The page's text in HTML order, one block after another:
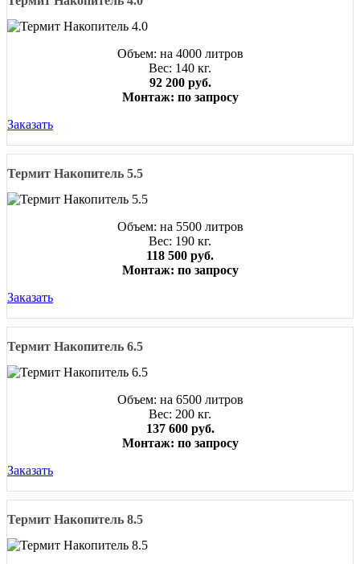
Объем: на 4000 литров
Вес: 140 кг.
92 200 руб.
Монтаж: по запросу
Заказать
Термит Накопитель 5.5
Объем: на 5500 литров
Вес: 190 кг.
118 500 руб.
Монтаж: по запросу
Заказать
Термит Накопитель 6.5
Объем: на 6500 литров
Вес: 200 кг.
137 600 руб.
Монтаж: по запросу
Заказать
Термит Накопитель 8.5